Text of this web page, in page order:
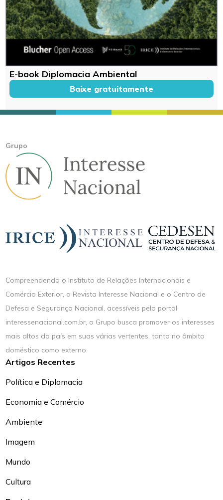
E-book Diplomacia Ambiental
Baixe gratuitamente
Grupo
Compreendendo o Instituto de Relações Internacionais e
Comércio Exterior, a Revista Interesse Nacional e o Centro de
Defesa e Segurança Nacional, acessíveis pelo portal
interessenacional.com.br, o Grupo busca promover os interesses
mais altos do país em suas várias vertentes, tanto no âmbito
doméstico como externo.
Artigos Recentes
Política e Diplomacia
Economia e Comércio
Ambiente
Imagem
Mundo
Cultura